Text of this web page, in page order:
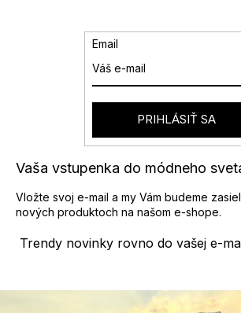
Trendy novinky rovno do vašej e-
Vaša vstupenka do módneho
Vložte svoj e-mail a my Vám budeme
nových produktoch na našom e-shope.
Email
PRIHLÁSIŤ SA